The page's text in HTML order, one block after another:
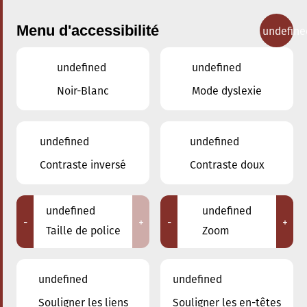
Concerts
Adresse
Menu d'accessibilité
undefined
Noir-Blanc
undefined
Mode dyslexie
undefined
Contraste inversé
undefined
Contraste doux
-
undefined
Taille de police
+ -
undefined
Zoom
+
undefined
Souligner les liens
undefined
Souligner les en-têtes